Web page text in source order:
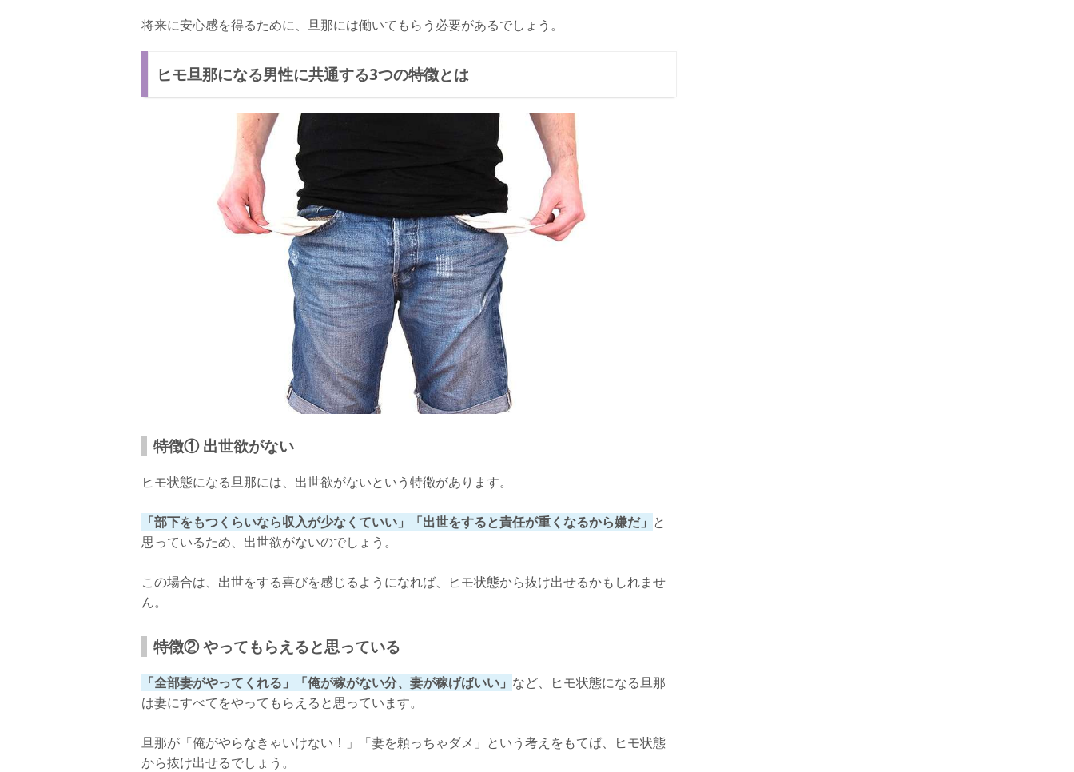
将来に安心感を得るために、旦那には働いてもらう必要があるでしょう。
ヒモ旦那になる男性に共通する3つの特徴とは
特徴① 出世欲がない
ヒモ状態になる旦那には、出世欲がないという特徴があります。
「部下をもつくらいなら収入が少なくていい」「出世をすると責任が重くなるから嫌だ」 と
思っているため、出世欲がないのでしょう。
この場合は、出世をする喜びを感じるようになれば、ヒモ状態から抜け出せるかもしれませ
ん。
特徴② やってもらえると思っている
「全部妻がやってくれる」「俺が稼がない分、妻が稼げばいい」 など、ヒモ状態になる旦那
は妻にすべてをやってもらえると思っています。
旦那が「俺がやらなきゃいけない！」「妻を頼っちゃダメ」という考えをもてば、ヒモ状態
から抜け出せるでしょう。